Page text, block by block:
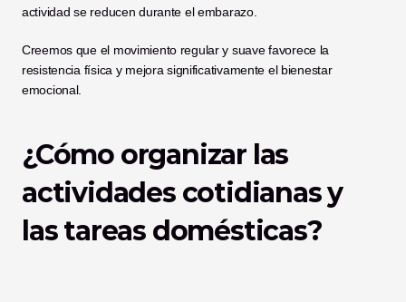
actividad se reducen durante el embarazo.
Creemos que el movimiento regular y suave favorece la
resistencia física y mejora significativamente el bienestar
emocional.
¿Cómo organizar las
actividades cotidianas y
las tareas domésticas?